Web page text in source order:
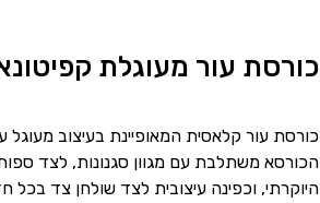
כורסת עור מעוגלת
כורסת עור קלאסית המאופיינת בעיצוב
הכורסא משתלבת עם מגוון סגנונות, לצד
היוקרתי, וכפינה עיצובית לצד שולחן צד בכל